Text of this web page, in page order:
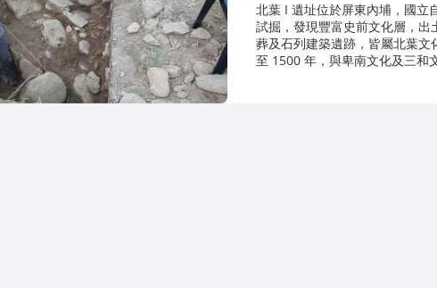
北葉 I 遺址位於屏東內埔，國立
試掘，發現豐富史前文化層，出
葬及石列建築遺跡，皆屬北葉
至 1500 年，與卑南文化及三和